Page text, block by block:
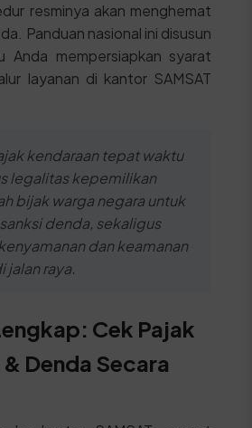
resminya akan menghemat
Panduan nasional ini disusun
Anda mempersiapkan syarat
layanan di kantor SAMSAT
kendaraan tepat waktu
legalitas kepemilikan
bijak warga negara untuk
denda, sekaligus
dan keamanan
jalan raya.
Cek Pajak
Denda Secara